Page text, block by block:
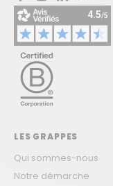
LES GRAPPES
Qui sommes-nous
Notre démarche